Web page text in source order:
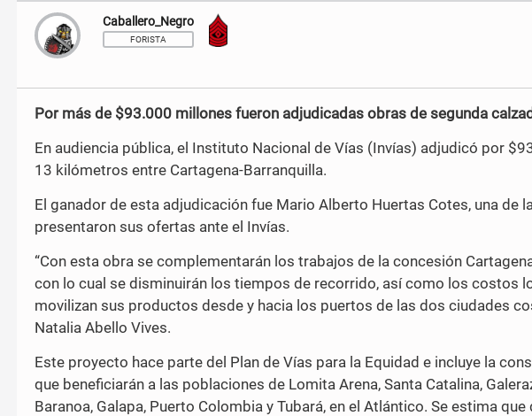
e
o
n
a
e
o
o
e
o
n
w
t
e
r
Caballero_Negro
FORISTA
Por más de $93.000 millones fueron adjudicadas obras de segunda
En audiencia pública, el Instituto Nacional de Vías (Invías) adjudicó por
13 kilómetros entre Cartagena-Barranquilla.
El ganador de esta adjudicación fue Mario Alberto Huertas Cotes, una de
presentaron sus ofertas ante el Invías.
“Con esta obra se complementarán los trabajos de la concesión
con lo cual se disminuirán los tiempos de recorrido, así como los costos
movilizan sus productos desde y hacia los puertos de las dos ciudades
Natalia Abello Vives.
Este proyecto hace parte del Plan de Vías para la Equidad e incluye la
que beneficiarán a las poblaciones de Lomita Arena, Santa Catalina,
Baranoa, Galapa, Puerto Colombia y Tubará, en el Atlántico. Se estima